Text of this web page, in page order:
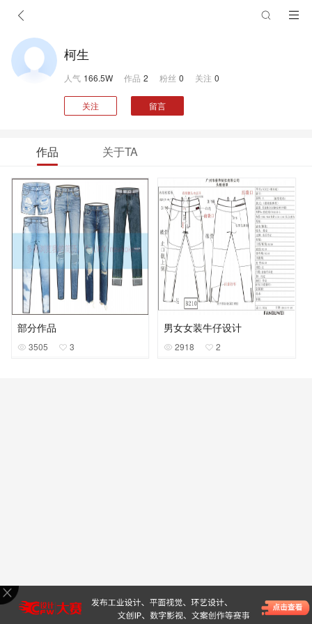
柯生
人气 166.5W 作品 2 粉丝 0 关注 0
关注 留言
作品 关于TA
部分作品
3505 3
男女女装牛仔设计
2918 2